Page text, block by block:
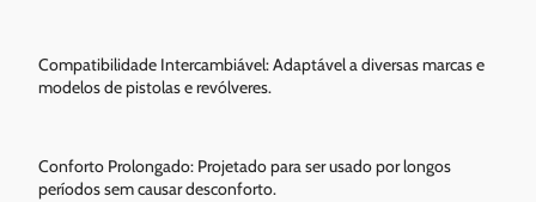
Compatibilidade Intercambiável: Adaptável a diversas marcas e
modelos de pistolas e revólveres.
Conforto Prolongado: Projetado para ser usado por longos
períodos sem causar desconforto.